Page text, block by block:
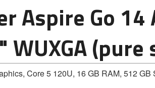
Aspire Go 14
WUXGA (pure
Core 5 120U, 16 GB RAM, 512